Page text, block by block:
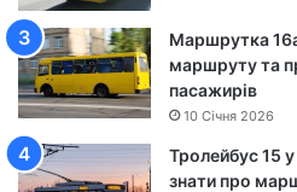
Ч
е
р
к
а
с
и
Маршрутка
маршруту та
пасажирів
10 Січня 2026
Тролейбус 15
знати про